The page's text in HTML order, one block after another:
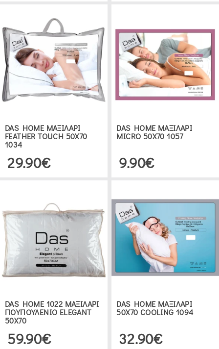
DAS HOME ΜΑΞΙΛΑΡΙ
FEATHER TOUCH 50Χ70
1034
29.90€
DAS HOME ΜΑΞΙΛΑΡΙ
MICRO 50Χ70 1057
9.90€
DAS HOME 1022 ΜΑΞΙΛΑΡΙ
ΠΟΥΠΟΥΛΕΝΙΟ ELEGANT
50Χ70
59.90€
DAS HOME ΜΑΞΙΛΑΡΙ
50Χ70 COOLING 1094
32.90€